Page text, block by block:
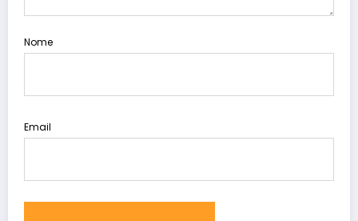
Nome
Email